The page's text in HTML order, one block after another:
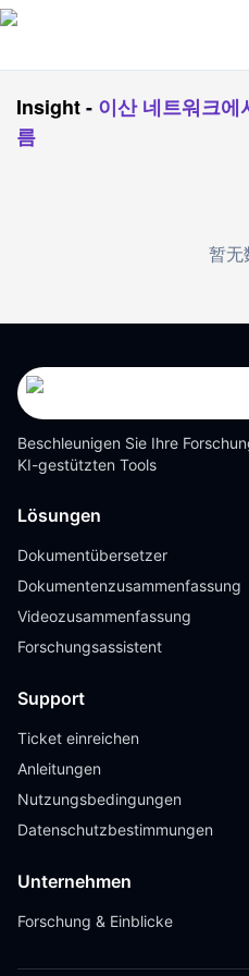
Insight- 이산 네트워크
름
暂无
Beschleunigen Sie Ihre
KI-gestützten Tools
Lösungen
Dokumentübersetzer
Dokumentenzusammenfassung
Videozusammenfassung
Forschungsassistent
Support
Ticket einreichen
Anleitungen
Nutzungsbedingungen
Datenschutzbestimmungen
Unternehmen
Forschung & Einblicke